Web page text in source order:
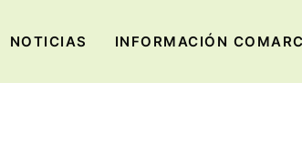
NOTICIAS INFORMACIÓN